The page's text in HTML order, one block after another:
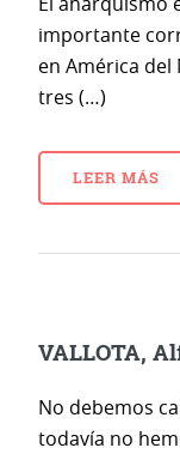
importante
en América del
tres (…)
LEER MÁS
VALLOTA,
No debemos
todavía no